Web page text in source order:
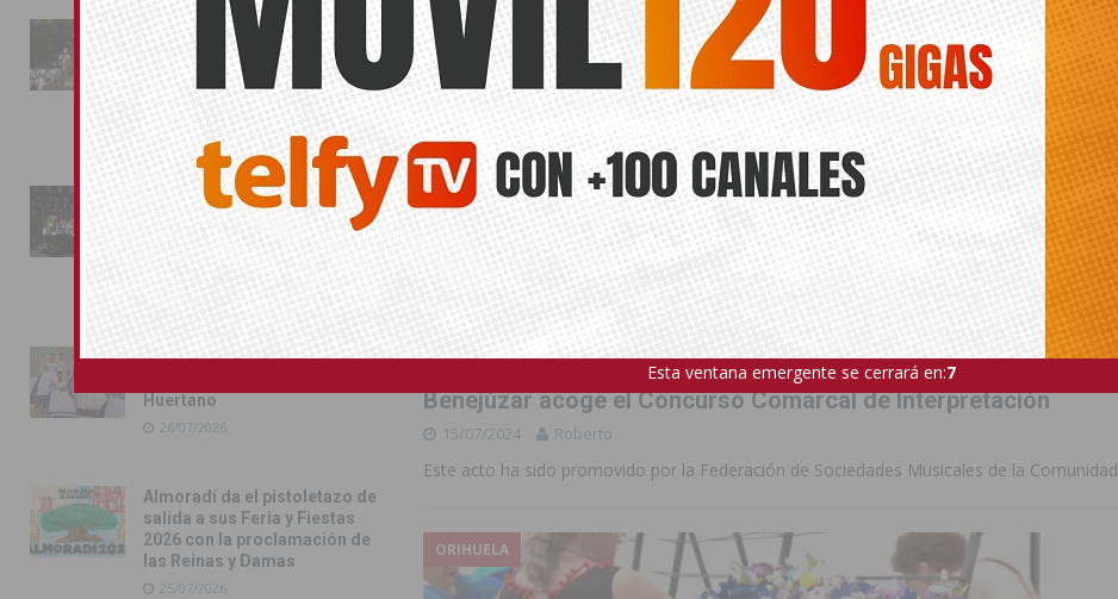
Benejúzar acoge el Concurso Comarcal de Interpretación
15/07/2024 Roberto
Este acto ha sido promovido por la Federación de Sociedades Musicales de la Comunidad
ORIHUELA
La fiesta se adueña de
Almoradí con la presentación
de los cargos festeros y la
toma del castillo
31/07/2026
Pilar de la Horadada
conmemora con emoción el
40º aniversario de su
independencia como municipio
31/07/2026
Almoradí presume de raíces
Huertano
26/07/2026
Almoradí da el pistoletazo de
salida a sus Feria y Fiestas
2026 con la proclamación de
las Reinas y Damas
25/07/2026
Esta ventana emergente se cerrará en:5